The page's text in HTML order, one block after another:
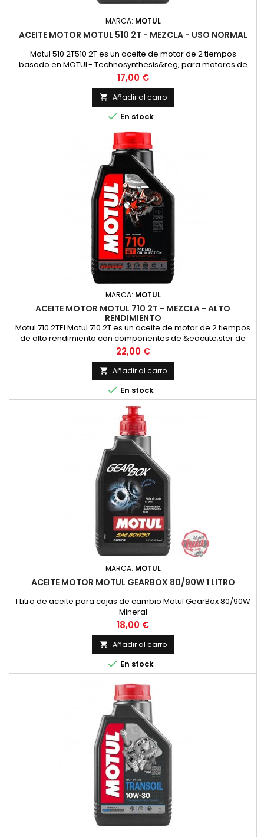
MARCA: MOTUL
ACEITE MOTOR MOTUL 510 2T - MEZCLA - USO NORMAL
Motul 510 2T510 2T es un aceite de motor de 2 tiempos
basado en MOTUL- Technosynthesis&reg; para motores de
moto modernos de 2T para esfuerzos normales en el uso
diario en todos los motores de 2 tiempos con
inyecci&oacute;n o carburador. Adecuado para la
lubricaci&oacute;n mixta y separada. Compatible con los
modernos sistemas de postratamiento de gases...
Precio
17,00 €
 Añadir al carro
 En stock
MARCA: MOTUL
ACEITE MOTOR MOTUL 710 2T - MEZCLA - ALTO
RENDIMIENTO
Motul 710 2TEl Motul 710 2T es un aceite de motor de 2 tiempos
de alto rendimiento con componentes de &eacute;ster de
alta calidad para las m&aacute;s altas exigencias en las
carreras y en la carretera en todos los motores de 2 tiempos
con inyecci&oacute;n o carburador. Adecuado para la
lubricaci&oacute;n mixta y separada. Compatible con los
modernos...
Precio
22,00 €
 Añadir al carro
 En stock
MARCA: MOTUL
ACEITE MOTOR MOTUL GEARBOX 80/90W 1 LITRO
1 Litro de aceite para cajas de cambio Motul GearBox 80/90W
Mineral
Precio
18,00 €
 Añadir al carro
 En stock